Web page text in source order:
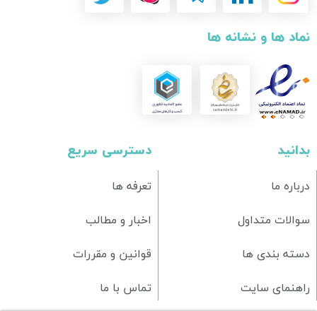
نماد ها و نشانه ها
دسترسی سریع
تعرفه ها
اخبار و مطالب
قوانین و مقررات
تماس با ما
بدانید
درباره ما
سوالات متداول
دسته بندی ها
راهنمای سایت